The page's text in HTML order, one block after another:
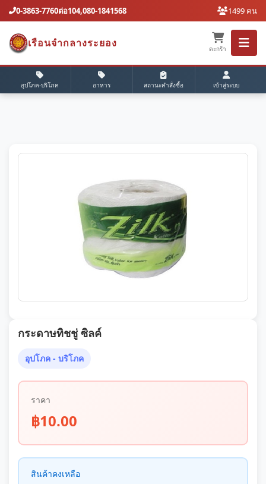
0-3863-7760ต่อ104,080-1841568 1499 คน
เรือนจํากลางระยอง
ตะกร้า
อุปโภค-บริโภค อาหาร สถานะคำสั่งซื้อ เข้าสู่ระบบ
กระดาษทิชชู่ ซิลค์
อุปโภค - บริโภค
ราคา
฿10.00
สินค้าคงเหลือ